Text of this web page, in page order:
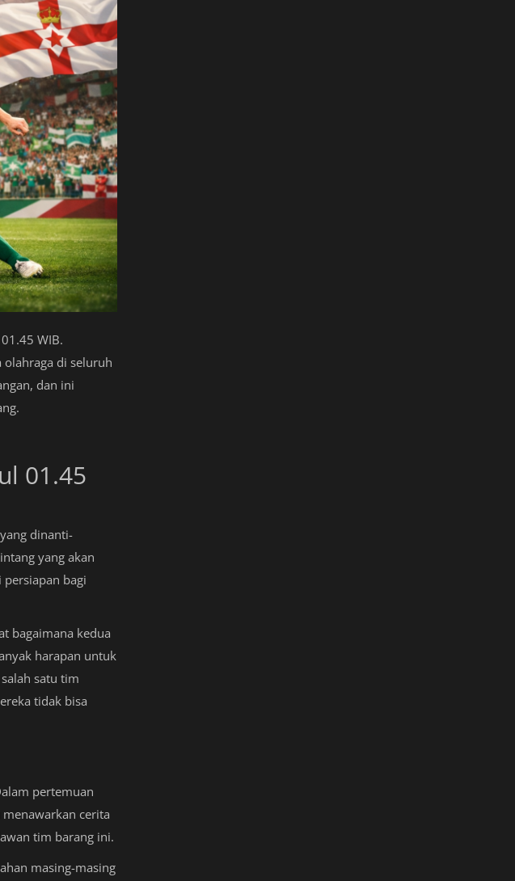
WIB.
olahraga di seluruh
dan ini
01.45
dinanti-
yang akan
bagi
bagaimana kedua
harapan untuk
satu tim
tidak bisa
pertemuan
cerita
tim barang ini.
masing-masing